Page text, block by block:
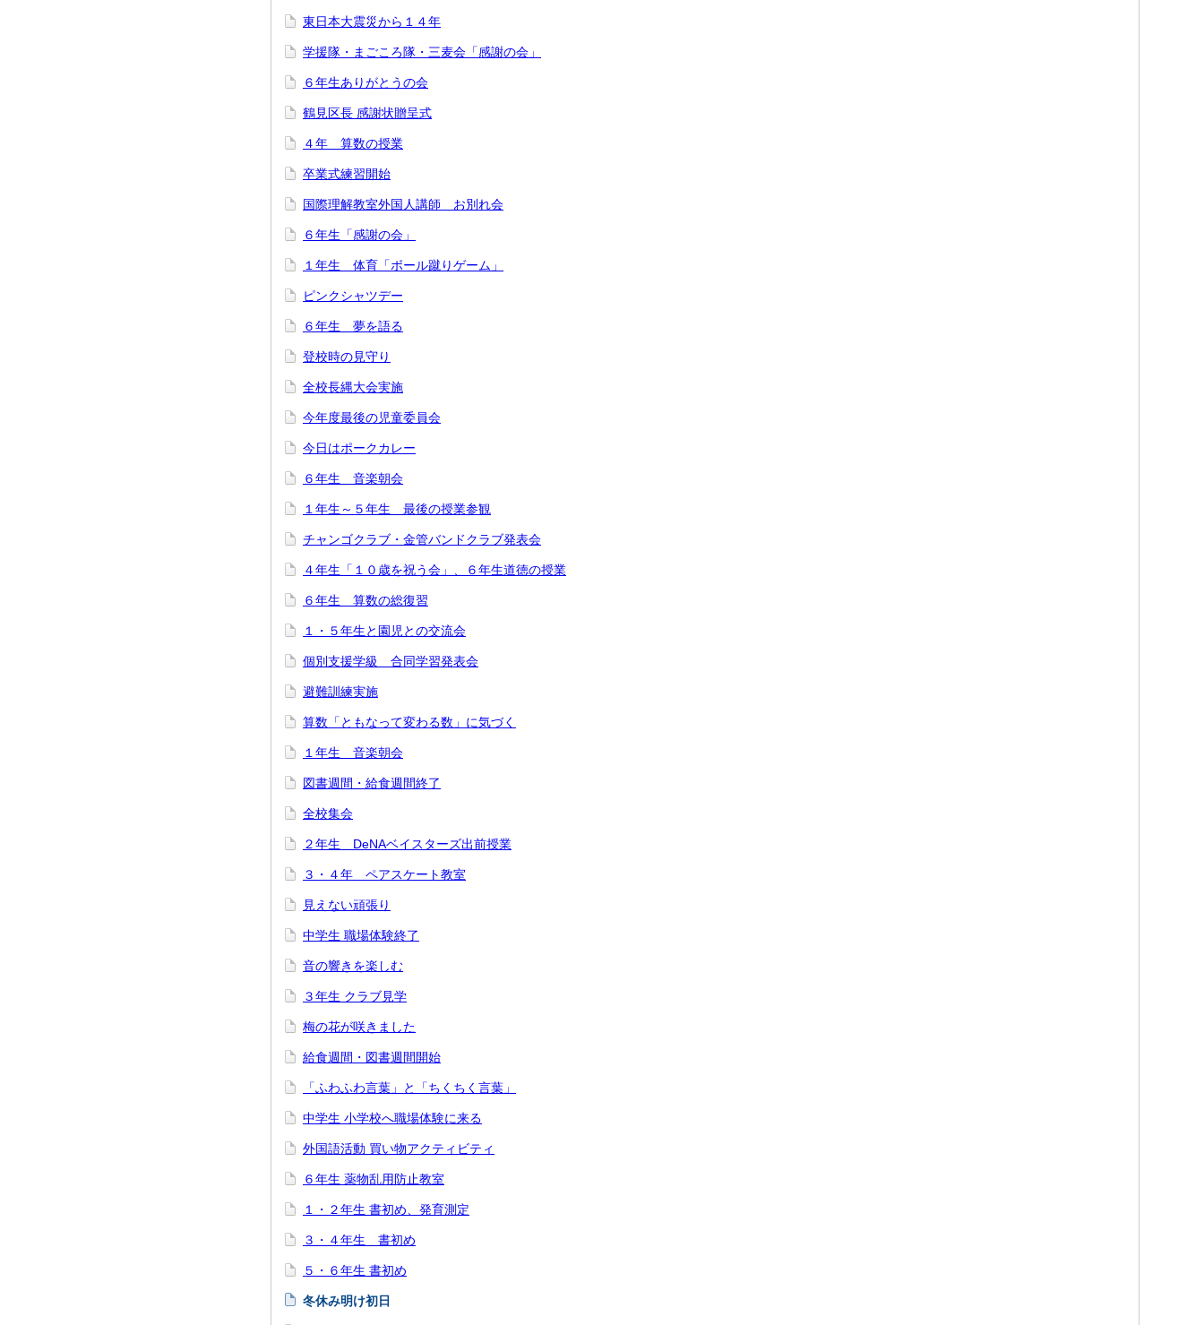
東日本大震災から１４年
学援隊・まごころ隊・三麦会「感謝の会」
６年生ありがとうの会
鶴見区長 感謝状贈呈式
４年 算数の授業
卒業式練習開始
国際理解教室外国人講師 お別れ会
６年生「感謝の会」
１年生 体育「ボール蹴りゲーム」
ピンクシャツデー
６年生 夢を語る
登校時の見守り
全校長縄大会実施
今年度最後の児童委員会
今日はポークカレー
６年生 音楽朝会
１年生～５年生 最後の授業参観
チャンゴクラブ・金管バンドクラブ発表会
４年生「１０歳を祝う会」、６年生道徳の授業
６年生 算数の総復習
１・５年生と園児との交流会
個別支援学級 合同学習発表会
避難訓練実施
算数「ともなって変わる数」に気づく
１年生 音楽朝会
図書週間・給食週間終了
全校集会
２年生 DeNAベイスターズ出前授業
３・４年 ペアスケート教室
見えない頑張り
中学生 職場体験終了
音の響きを楽しむ
３年生 クラブ見学
梅の花が咲きました
給食週間・図書週間開始
「ふわふわ言葉」と「ちくちく言葉」
中学生 小学校へ職場体験に来る
外国語活動 買い物アクティビティ
６年生 薬物乱用防止教室
１・２年生 書初め、発育測定
３・４年生 書初め
５・６年生 書初め
冬休み明け初日